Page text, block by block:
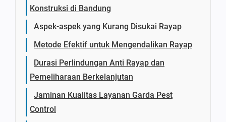
Konstruksi di Bandung
Aspek-aspek yang Kurang Disukai Rayap
Metode Efektif untuk Mengendalikan Rayap
Durasi Perlindungan Anti Rayap dan
Pemeliharaan Berkelanjutan
Jaminan Kualitas Layanan Garda Pest
Control